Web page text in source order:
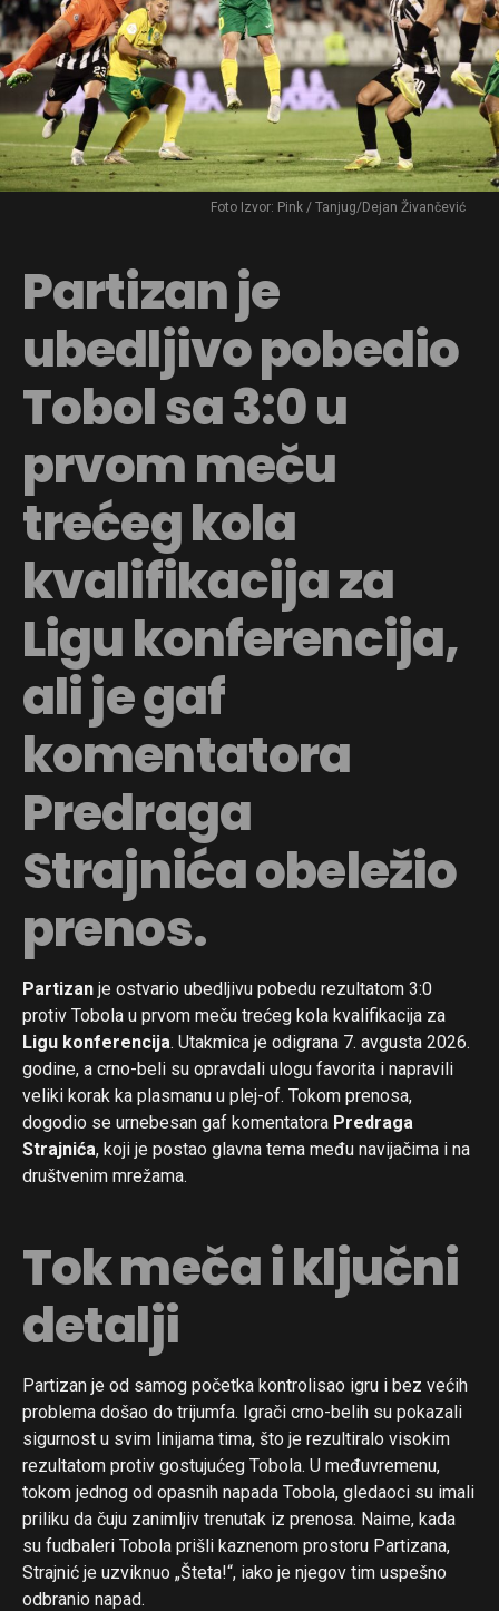
Foto Izvor: Pink / Tanjug/Dejan Živančević
Partizan je
ubedljivo pobedio
Tobol sa 3:0 u
prvom meču
trećeg kola
kvalifikacija za
Ligu konferencija,
ali je gaf
komentatora
Predraga
Strajnića obeležio
prenos.
Partizan je ostvario ubedljivu pobedu rezultatom 3:0
protiv Tobola u prvom meču trećeg kola kvalifikacija za
Ligu konferencija. Utakmica je odigrana 7. avgusta 2026.
godine, a crno-beli su opravdali ulogu favorita i napravili
veliki korak ka plasmanu u plej-of. Tokom prenosa,
dogodio se urnebesan gaf komentatora Predraga
Strajnića, koji je postao glavna tema među navijačima i na
društvenim mrežama.
Tok meča i ključni
detalji
Partizan je od samog početka kontrolisao igru i bez većih
problema došao do trijumfa. Igrači crno-belih su pokazali
sigurnost u svim linijama tima, što je rezultiralo visokim
rezultatom protiv gostujućeg Tobola. U međuvremenu,
tokom jednog od opasnih napada Tobola, gledaoci su imali
priliku da čuju zanimljiv trenutak iz prenosa. Naime, kada
su fudbaleri Tobola prišli kaznenom prostoru Partizana,
Strajnić je uzviknuo „Šteta!“, iako je njegov tim uspešno
odbranio napad.